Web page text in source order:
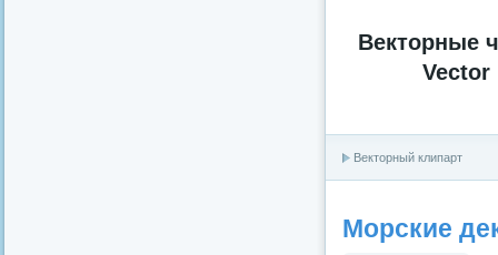
Векторные
Vector
Векторный клипарт
Морские